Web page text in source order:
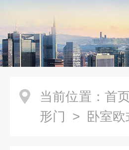
当前位置： 首
形门 > 卧室欧